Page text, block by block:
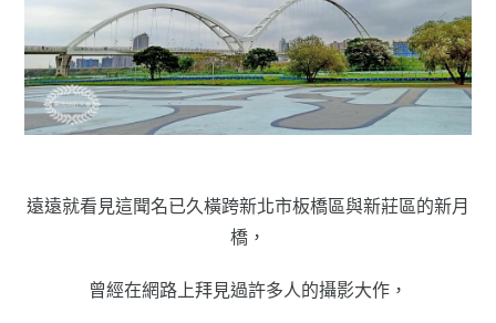
遠遠就看見這聞名已久橫跨新北市板橋區與新莊區的新月
橋，
曾經在網路上拜見過許多人的攝影大作，